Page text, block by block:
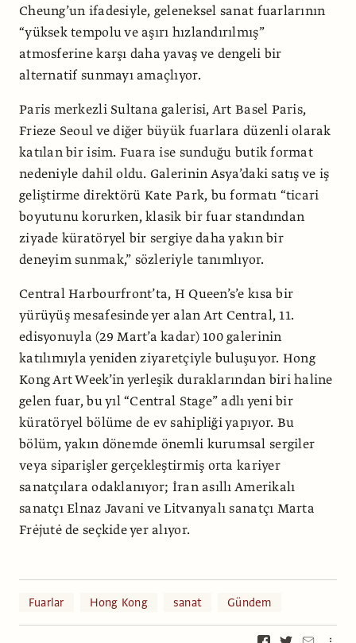
Cheung’un ifadesiyle, geleneksel sanat fuarlarının
“yüksek tempolu ve aşırı hızlandırılmış”
atmosferine karşı daha yavaş ve dengeli bir
alternatif sunmayı amaçlıyor.
Paris merkezli Sultana galerisi, Art Basel Paris,
Frieze Seoul ve diğer büyük fuarlara düzenli olarak
katılan bir isim. Fuara ise sunduğu butik format
nedeniyle dahil oldu. Galerinin Asya’daki satış ve iş
geliştirme direktörü Kate Park, bu formatı “ticari
boyutunu korurken, klasik bir fuar standından
ziyade küratöryel bir sergiye daha yakın bir
deneyim sunmak,” sözleriyle tanımlıyor.
Central Harbourfront’ta, H Queen’s’e kısa bir
yürüyüş mesafesinde yer alan Art Central, 11.
edisyonuyla (29 Mart’a kadar) 100 galerinin
katılımıyla yeniden ziyaretçiyle buluşuyor. Hong
Kong Art Week’in yerleşik duraklarından biri haline
gelen fuar, bu yıl “Central Stage” adlı yeni bir
küratöryel bölüme de ev sahipliği yapıyor. Bu
bölüm, yakın dönemde önemli kurumsal sergiler
veya siparişler gerçekleştirmiş orta kariyer
sanatçılara odaklanıyor; İran asıllı Amerikalı
sanatçı Elnaz Javani ve Litvanyalı sanatçı Marta
Frėjutė de seçkide yer alıyor.
Fuarlar Hong Kong sanat Gündem